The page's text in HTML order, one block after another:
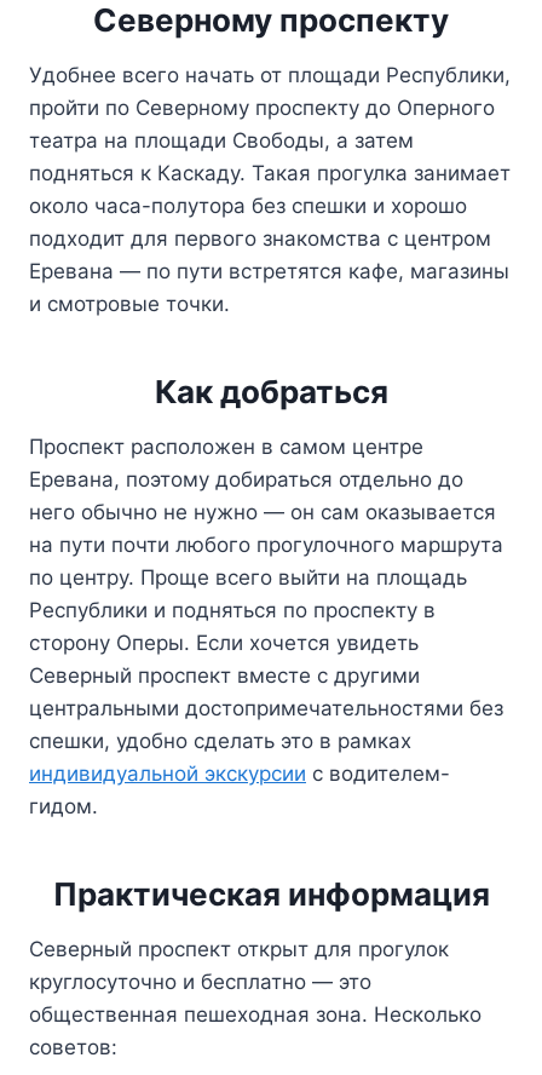
Северному проспекту
Удобнее всего начать от площади Республики,
пройти по Северному проспекту до Оперного
театра на площади Свободы, а затем
подняться к Каскаду. Такая прогулка занимает
около часа-полутора без спешки и хорошо
подходит для первого знакомства с центром
Еревана — по пути встретятся кафе, магазины
и смотровые точки.
Как добраться
Проспект расположен в самом центре
Еревана, поэтому добираться отдельно до
него обычно не нужно — он сам оказывается
на пути почти любого прогулочного маршрута
по центру. Проще всего выйти на площадь
Республики и подняться по проспекту в
сторону Оперы. Если хочется увидеть
Северный проспект вместе с другими
центральными достопримечательностями без
спешки, удобно сделать это в рамках
индивидуальной экскурсии с водителем-
гидом.
Практическая информация
Северный проспект открыт для прогулок
круглосуточно и бесплатно — это
общественная пешеходная зона. Несколько
советов: